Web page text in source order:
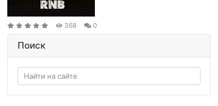
368 0
Поиск